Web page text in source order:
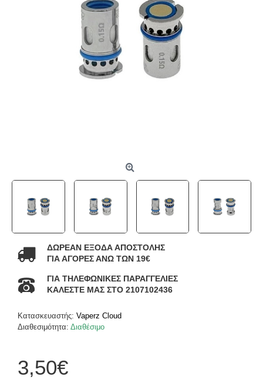
ΔΩΡΕΑΝ ΕΞΟΔΑ ΑΠΟΣΤΟΛΗΣ
ΓΙΑ ΑΓΟΡΕΣ ΑΝΩ ΤΩΝ 19€
ΓΙΑ ΤΗΛΕΦΩΝΙΚΕΣ ΠΑΡΑΓΓΕΛΙΕΣ
ΚΑΛΕΣΤΕ ΜΑΣ ΣΤΟ 2107102436
Κατασκευαστής: Vaperz Cloud
Διαθεσιμότητα: Διαθέσιμο
3,50€